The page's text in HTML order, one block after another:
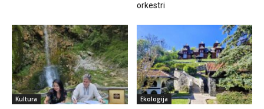
orkestri
Kultura Ekologija